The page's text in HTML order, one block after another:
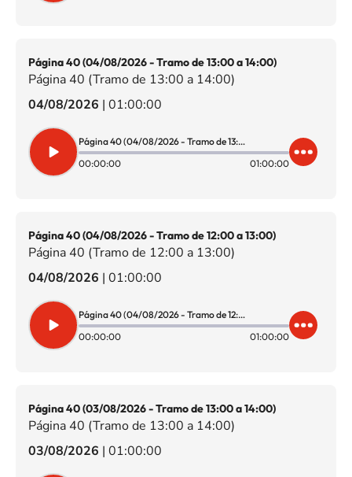
Página 40 (04/08/2026 - Tramo de 13:00 a 14:00)
Página 40 (Tramo de 13:00 a 14:00)
04/08/2026 | 01:00:00
Página 40 (04/08/2026 - Tramo de 13:00 a 14:00)
00:00:00
01:00:00
Página 40 (04/08/2026 - Tramo de 12:00 a 13:00)
Página 40 (Tramo de 12:00 a 13:00)
04/08/2026 | 01:00:00
Página 40 (04/08/2026 - Tramo de 12:00 a 13:00)
00:00:00
01:00:00
Página 40 (03/08/2026 - Tramo de 13:00 a 14:00)
Página 40 (Tramo de 13:00 a 14:00)
03/08/2026 | 01:00:00